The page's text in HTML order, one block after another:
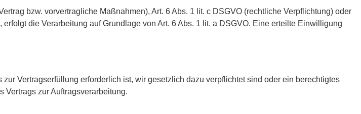
bzw. vorvertragliche Maßnahmen), Art. 6 Abs. 1 lit. c DSGVO (rechtliche Verpflichtung) oder
die Verarbeitung auf Grundlage von Art. 6 Abs. 1 lit. a DSGVO. Eine erteilte Einwilligung
Vertragserfüllung erforderlich ist, wir gesetzlich dazu verpflichtet sind oder ein berechtigtes
Vertrags zur Auftragsverarbeitung.